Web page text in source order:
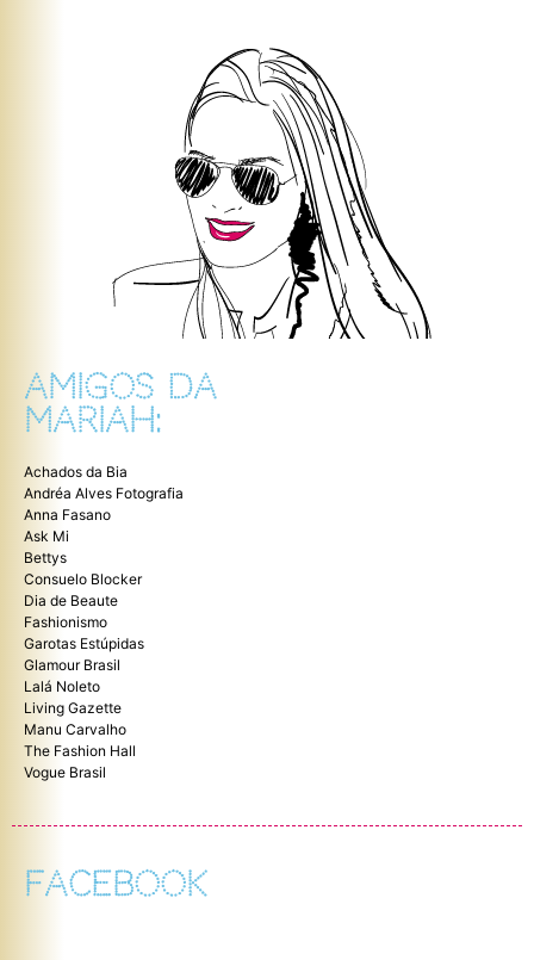
AMIGOS DA
MARIAH:
Achados da Bia
Andréa Alves Fotografia
Anna Fasano
Ask Mi
Bettys
Consuelo Blocker
Dia de Beaute
Fashionismo
Garotas Estúpidas
Glamour Brasil
Lalá Noleto
Living Gazette
Manu Carvalho
The Fashion Hall
Vogue Brasil
FACEBOOK